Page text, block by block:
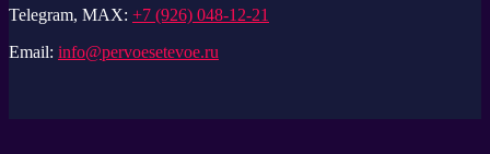
Telegram, MAX: +7 (926) 048-12-21
Email: info@pervoesetevoe.ru